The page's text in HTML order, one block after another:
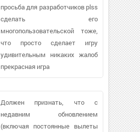
просьба для разработчиков plss
сделать его
многопользовательской тоже,
что просто сделает игру
удивительным никаких жалоб
прекрасная игра
Должен признать, что с
недавним обновлением
(включая постоянные вылеты